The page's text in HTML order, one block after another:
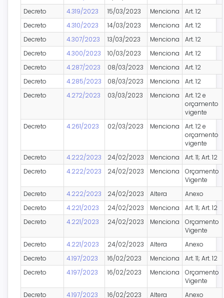
Decreto
4.319/2023 15/03/2023 Menciona
Art. 12
Decreto
4.310/2023 14/03/2023 Menciona
Art. 12
Decreto
4.307/2023 13/03/2023 Menciona
Art. 12
Decreto
4.300/2023 10/03/2023 Menciona
Art. 12
Decreto
4.287/2023 08/03/2023 Menciona
Art. 12
Decreto
4.285/2023 08/03/2023 Menciona
Art. 12
Decreto
4.272/2023 03/03/2023 Menciona
Art. 12 e
orçamento
vigente
Decreto
4.261/2023 02/03/2023 Menciona
Art. 12 e
orçamento
vigente
Decreto
4.222/2023 24/02/2023 Menciona
Art. 11; Art. 12
Decreto
4.222/2023 24/02/2023 Menciona
Orçamento
Vigente
Decreto
4.222/2023 24/02/2023 Altera
Anexo
Decreto
4.221/2023 24/02/2023 Menciona
Art. 11; Art. 12
Decreto
4.221/2023 24/02/2023 Menciona
Orçamento
Vigente
Decreto
4.221/2023 24/02/2023 Altera
Anexo
Decreto
4.197/2023 16/02/2023 Menciona
Art. 11; Art. 12
Decreto
4.197/2023 16/02/2023 Menciona
Orçamento
Vigente
Decreto
4.197/2023 16/02/2023 Altera
Anexo